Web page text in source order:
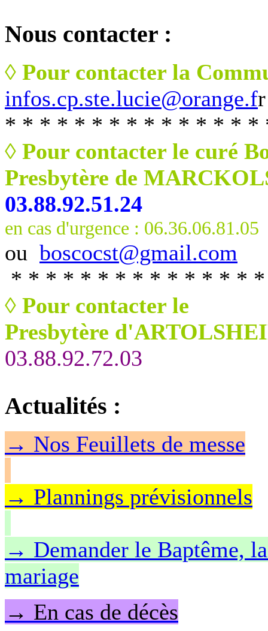
Nous contacter :
◊ Pour contacter la
infos.cp.ste.lucie@orange.fr
* * * * * * * * * * * * * * *
◊ Pour contacter le curé
Presbytère de
03.88.92.51.24
en cas d'urgence : 06.36.06.81.05
ou boscocst@gmail.com
* * * * * * * * * * * * * *
◊ Pour contacter le
Presbytère
03.88.92.72.03
Actualités :
→ Nos Feuillets de messe
→ Plannings prévisionnels
→ Demander le Baptême,
mariage
→ En cas de décès